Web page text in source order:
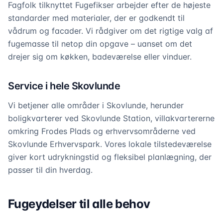
Fagfolk tilknyttet Fugefikser arbejder efter de højeste
standarder med materialer, der er godkendt til
vådrum og facader. Vi rådgiver om det rigtige valg af
fugemasse til netop din opgave – uanset om det
drejer sig om køkken, badeværelse eller vinduer.
Service i hele Skovlunde
Vi betjener alle områder i Skovlunde, herunder
boligkvarterer ved Skovlunde Station, villakvartererne
omkring Frodes Plads og erhvervsområderne ved
Skovlunde Erhvervspark. Vores lokale tilstedeværelse
giver kort udrykningstid og fleksibel planlægning, der
passer til din hverdag.
Fugeydelser til alle behov